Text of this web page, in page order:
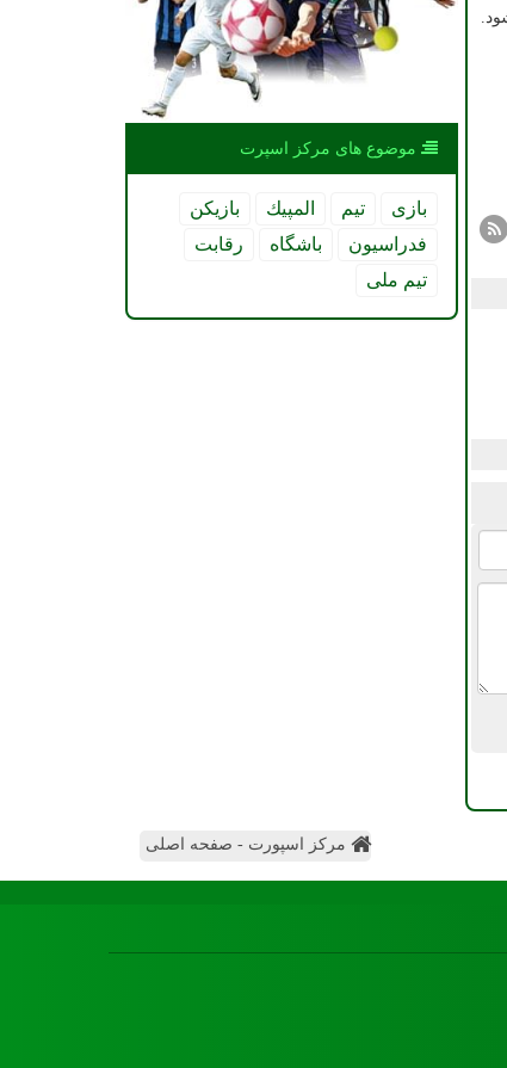
موضوع های مركز اسپرت
بازی تیم المپیك
بازیكن
فدراسیون
باشگاه
رقابت
تیم ملی
مرکز اسپورت - صفحه اصلی